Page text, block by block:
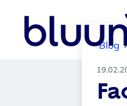
nd warten IT-S
ysteme. (Symb
olfoto)
Blog